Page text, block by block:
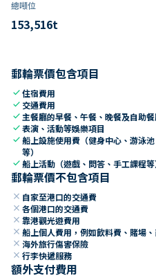
總噸位
153,516t
郵輪票價包含項目
check住宿費用
check 交通費用
check 主餐廳的早餐、午餐、晚餐及自助
check表演、活動等娛樂項目
check船上設施使用費（健身中心、游泳
等）
check船上活動（遊戲、問答、手工課程等
郵輪票價不包含項目
close 自家至港口的交通費
close 各個港口的交通費
close 靠港觀光遊費用
close 船上個人費用，例如飲料費、賭場
close 海外旅行傷害保險
close 行李快遞服務
額外支付費用